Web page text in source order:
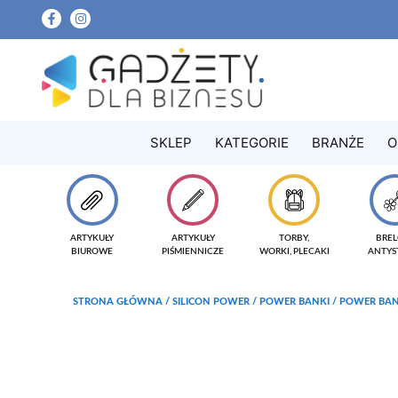
SKLEP KATEGORIE BRANŻE
ARTYKUŁY
BIUROWE
ARTYKUŁY
PIŚMIENNICZE
TORBY,
WORKI, PLECAKI
STRONA GŁÓWNA / SILICON POWER / POWER BANKI / POWER